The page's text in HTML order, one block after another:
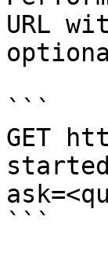
URL
```
GET
```